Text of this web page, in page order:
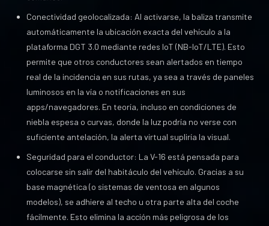
Conectividad geolocalizada: Al activarse, la baliza transmite
automáticamente la ubicación exacta del vehículo a la
plataforma DGT 3.0 mediante redes IoT (NB-IoT/LTE). Esto
permite que otros conductores sean alertados en tiempo
real de la incidencia en sus rutas, ya sea a través de paneles
luminosos en la vía o notificaciones en sus
apps/navegadores. En teoría, incluso en condiciones de
niebla espesa o curvas, donde la luz podría no verse con
suficiente antelación, la alerta virtual supliría la visual.
Seguridad para el conductor: La V-16 está pensada para
colocarse sin salir del habitáculo del vehículo. Gracias a su
base magnética (o sistemas de ventosa en algunos
modelos), se adhiere al techo u otra parte alta del coche
fácilmente. Esto elimina la acción más peligrosa de los